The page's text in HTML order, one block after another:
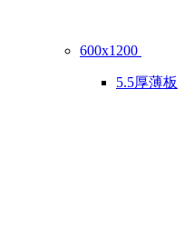
600x1200
5.5厚薄板